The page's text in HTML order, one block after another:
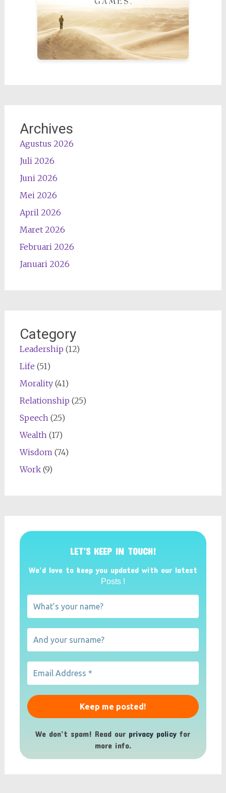
Archives
Agustus 2026
Juli 2026
Juni 2026
Mei 2026
April 2026
Maret 2026
Februari 2026
Januari 2026
Category
Leadership (12)
Life (51)
Morality(41)
Relationship (25)
Speech(25)
Wealth(17)
Wisdom(74)
Work(9)
LET’S KEEP IN TOUCH!
We’d love to keep you updated with our latest
Posts !
We don’t spam! Read our privacy policy for
more info.